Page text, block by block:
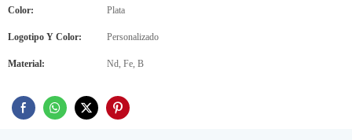
Color: Plata
Logotipo Y Color: Personalizado
Material: Nd, Fe, B